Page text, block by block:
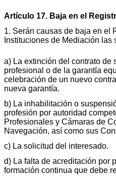
Artículo 17. Baja en el
1. Serán causas de baja en el
Instituciones de Mediación las
a) La extinción del contrato de
profesional o de la garantía
celebración de un nuevo
nueva garantía.
b) La inhabilitación o
profesión por autoridad
Profesionales y Cámaras de
Navegación, así como sus
c) La solicitud del interesado.
d) La falta de acreditación por
formación continua que debe